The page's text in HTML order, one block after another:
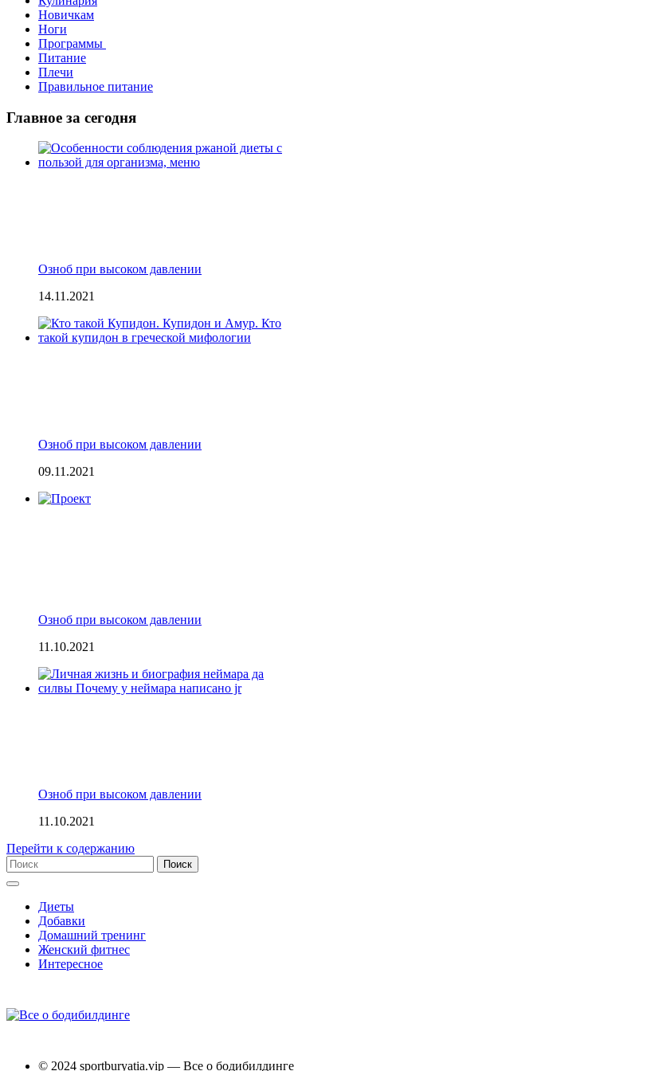
Новичкам
Ноги
Пpогpаммы
Питание
Плечи
Правильное питание
Главное за сегодня
Озноб при высоком давлении
14.11.2021
Озноб при высоком давлении
09.11.2021
Озноб при высоком давлении
11.10.2021
Озноб при высоком давлении
11.10.2021
Перейти к содержанию
Диеты
Добавки
Домашний тренинг
Женский фитнес
Интересное
© 2024 sportburyatia.vip — Все о бодибилдинге